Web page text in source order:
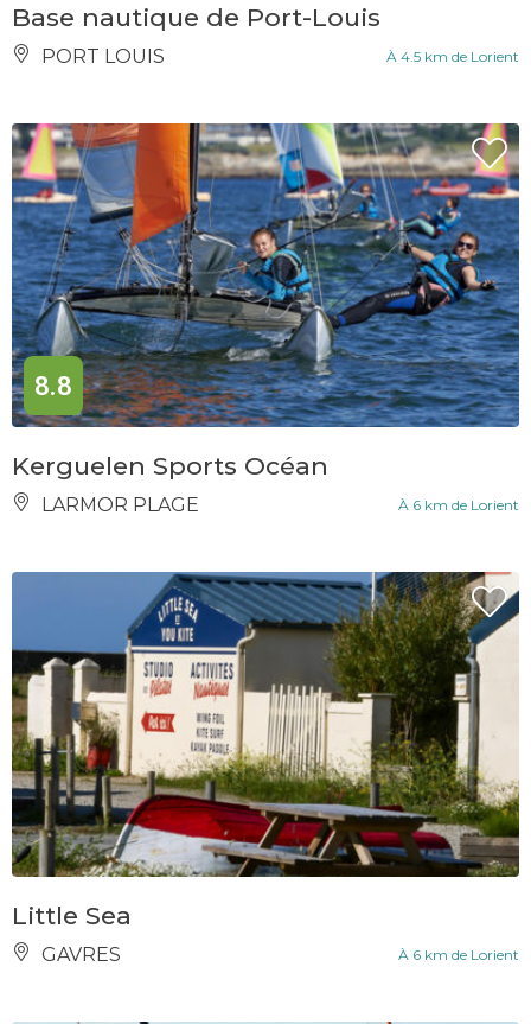
Base nautique de Port-Louis
PORT LOUIS À 4.5 km de Lorient
8.8
Kerguelen Sports Océan
LARMOR PLAGE À 6 km de Lorient
Little Sea
GAVRES À 6 km de Lorient